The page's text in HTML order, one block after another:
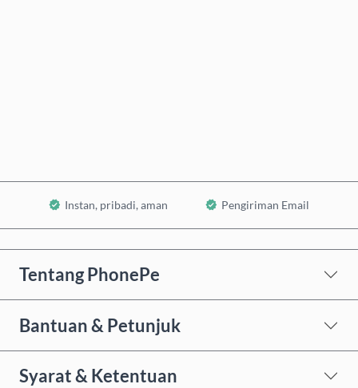
Instan, pribadi, aman Pengiriman Email
Tentang PhonePe
Bantuan & Petunjuk
Syarat & Ketentuan